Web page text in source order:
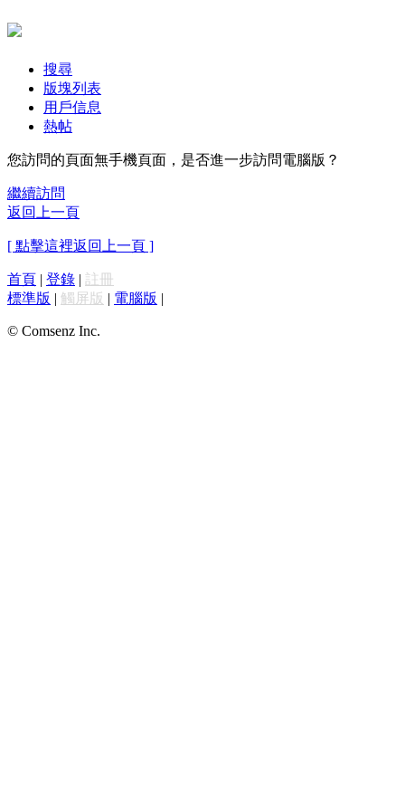
搜尋
版塊列表
用戶信息
熱帖
您訪問的頁面無手機頁面，是否進一步訪問電腦版？
繼續訪問
返回上一頁
[ 點擊這裡返回上一頁 ]
首頁 | 登錄 | 註冊
標準版 | 觸屏版 | 電腦版 |
© Comsenz Inc.